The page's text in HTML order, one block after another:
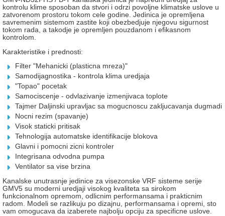
kontrolu klime sposoban da stvori i odrzi povoljne klimatske uslove u
zatvorenom prostoru tokom cele godine. Jedinica je opremljena
savremenim sistemom zastite koji obezbedjuje njegovu sigurnost
tokom rada, a takodje je opremljen pouzdanom i efikasnom
kontrolom.
Karakteristike i prednosti:
Filter "Mehanicki (plasticna mreza)"
Samodijagnostika - kontrola klima uredjaja
"Topao" pocetak
Samociscenje - odvlazivanje izmenjivaca toplote
Tajmer Daljinski upravljac sa mogucnoscu zakljucavanja dugmadi
Nocni rezim (spavanje)
Visok staticki pritisak
Tehnologija automatske identifikacije blokova
Glavni i pomocni zicni kontroler
Integrisana odvodna pumpa
Ventilator sa vise brzina
Kanalske unutrasnje jedinice za visezonske VRF sisteme serije
GMV5 su moderni uredjaji visokog kvaliteta sa sirokom
funkcionalnom opremom, odlicnim performansama i prakticnim
radom. Modeli se razlikuju po dizajnu, performansama i opremi, sto
vam omogucava da izaberete najbolju opciju za specificne uslove.